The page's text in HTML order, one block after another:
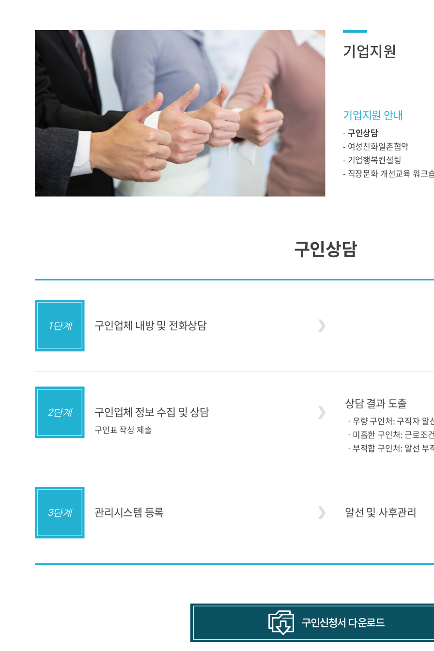
기업지원
기업지원 안내
- 구인상담
- 여성친화일촌협약
- 기업행복컨설팅
- 직장문화 개선교육 워크
구인상담
1단계 구인업체 내방 및 전화상담
2단계 구인업체 정보 수집 및 상담
구인표 작성 제출
상담 결과 도출
ㆍ우량 구인처: 구직자 알
ㆍ미흡한 구인처: 근로조
ㆍ부적합 구인처: 알선
3단계 관리시스템 등록 알선 및 사후관리